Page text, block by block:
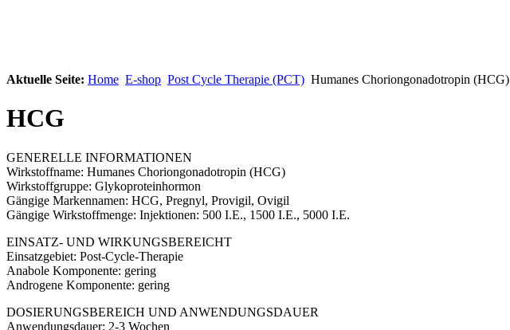
Aktuelle Seite: Home E-shop Post Cycle Therapie (PCT) Humanes Choriongonadotropin (HCG)
HCG
GENERELLE INFORMATIONEN
Wirkstoffname: Humanes Choriongonadotropin (HCG)
Wirkstoffgruppe: Glykoproteinhormon
Gängige Markennamen: HCG, Pregnyl, Provigil, Ovigil
Gängige Wirkstoffmenge: Injektionen: 500 I.E., 1500 I.E., 5000 I.E.
EINSATZ- UND WIRKUNGSBEREICHT
Einsatzgebiet: Post-Cycle-Therapie
Anabole Komponente: gering
Androgene Komponente: gering
DOSIERUNGSBEREICH UND ANWENDUNGSDAUER
Anwendungsdauer: 2-3 Wochen